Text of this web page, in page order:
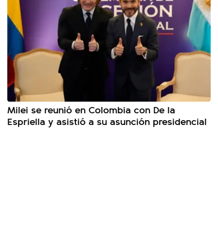
Milei se reunió en Colombia con De la
Espriella y asistió a su asunción presidencial